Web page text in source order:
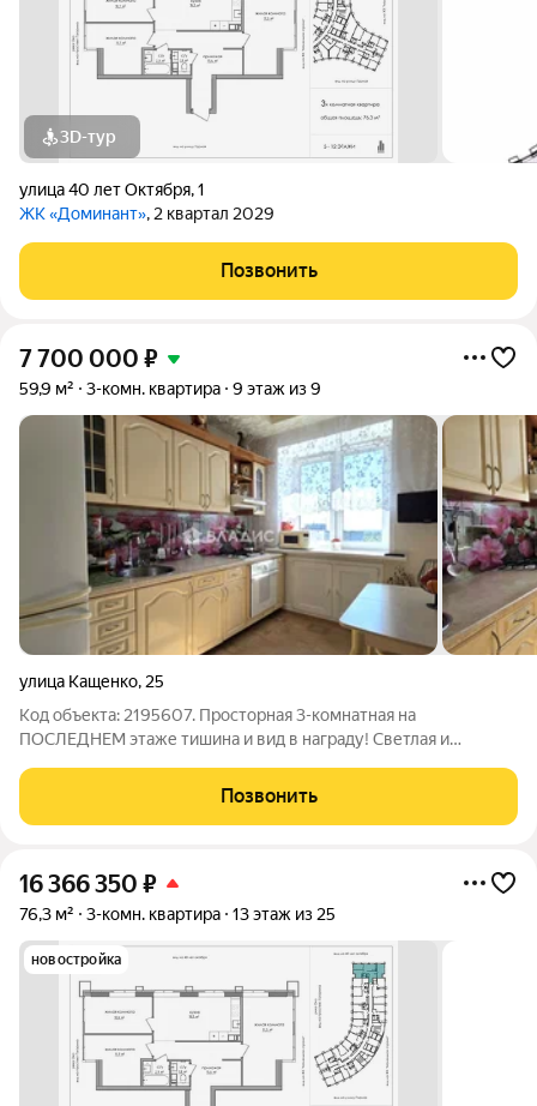
3D-тур
улица 40 лет Октября,1
ЖК «Доминант», 2 квартал 2029
Позвонить
7 700 000 ₽
59,9 м² 3-комн. квартира 9 этаж из 9
улица Кащенко, 25
Код объекта: 2195607. Просторная 3-комнатная на
ПОСЛЕДНЕМ этаже тишина и вид в награду! Светлая и
Комнаты: 17,1 + 12,9 + 8,9 м хватит места для всей семьи. Кухня
7,7 м, раздельный санузел,
Позвонить
16 366 350 ₽
76,3 м² 3-комн. квартира 13 этаж из 25
новостройка